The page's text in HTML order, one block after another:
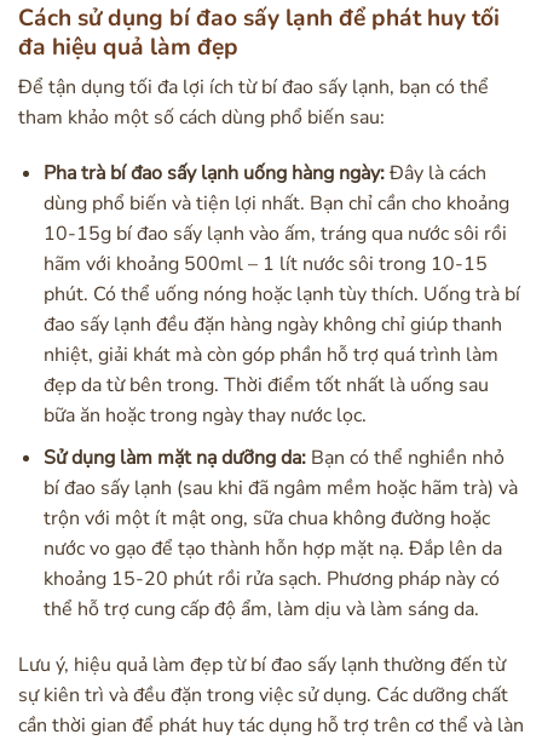
Cách sử dụng bí đao sấy lạnh để phát huy tối
đa hiệu quả làm đẹp
Để tận dụng tối đa lợi ích từ bí đao sấy lạnh, bạn có thể
tham khảo một số cách dùng phổ biến sau:
Pha trà bí đao sấy lạnh uống hàng ngày:Đây là cách
dùng phổ biến và tiện lợi nhất. Bạn chỉ cần cho khoảng
10-15g bí đao sấy lạnh vào ấm, tráng qua nước sôi rồi
hãm với khoảng 500ml – 1 lít nước sôi trong 10-15
phút. Có thể uống nóng hoặc lạnh tùy thích. Uống trà bí
đao sấy lạnh đều đặn hàng ngày không chỉ giúp thanh
nhiệt, giải khát mà còn góp phần hỗ trợ quá trình làm
đẹp da từ bên trong. Thời điểm tốt nhất là uống sau
bữa ăn hoặc trong ngày thay nước lọc.
Sử dụng làm mặt nạ dưỡng da:Bạn có thể nghiền nhỏ
bí đao sấy lạnh (sau khi đã ngâm mềm hoặc hãm trà) và
trộn với một ít mật ong, sữa chua không đường hoặc
nước vo gạo để tạo thành hỗn hợp mặt nạ. Đắp lên da
khoảng 15-20 phút rồi rửa sạch. Phương pháp này có
thể hỗ trợ cung cấp độ ẩm, làm dịu và làm sáng da.
Lưu ý, hiệu quả làm đẹp từ bí đao sấy lạnh thường đến từ
sự kiên trì và đều đặn trong việc sử dụng. Các dưỡng chất
cần thời gian để phát huy tác dụng hỗ trợ trên cơ thể và làn